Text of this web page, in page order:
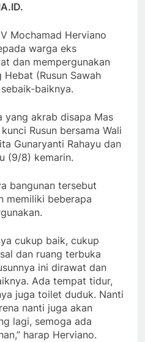
Mochamad Herviano
warga eks
dan mempergunakan
Hebat (Rusun Sawah
baiknya.
yang akrab disapa Mas
Rusun bersama Wali
Gunaryanti Rahayu dan
(9/8) kemarin.
bangunan tersebut
memiliki beberapa
cukup baik, cukup
dan ruang terbuka
ini dirawat dan
Ada tempat tidur,
juga toilet duduk. Nanti
nanti juga akan
lagi, semoga ada
harap Herviano.